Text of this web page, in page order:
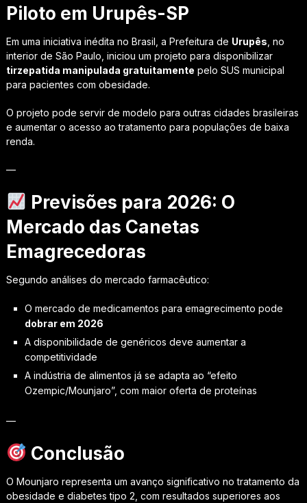
Piloto em Urupês-SP
Em uma iniciativa inédita no Brasil, a Prefeitura de Urupês , no
interior de São Paulo, iniciou um projeto para disponibilizar
tirzepatida manipulada gratuitamente pelo SUS municipal
para pacientes com obesidade.
O projeto pode servir de modelo para outras cidades brasileiras
e aumentar o acesso ao tratamento para populações de baixa
renda.
—
Previsões para 2026: O
Mercado das Canetas
Emagrecedoras
Segundo análises do mercado farmacêutico:
O mercado de medicamentos para emagrecimento pode
dobrar em 2026
A disponibilidade de genéricos deve aumentar a
competitividade
A indústria de alimentos já se adapta ao “efeito
Ozempic/Mounjaro”, com maior oferta de proteínas
—
Conclusão
O Mounjaro representa um avanço significativo no tratamento da
obesidade e diabetes tipo 2, com resultados superiores aos